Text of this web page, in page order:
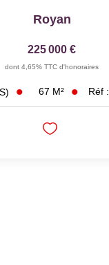
Royan
225 000 €
dont 4,65% TTC d'honoraires
67 M² Réf :